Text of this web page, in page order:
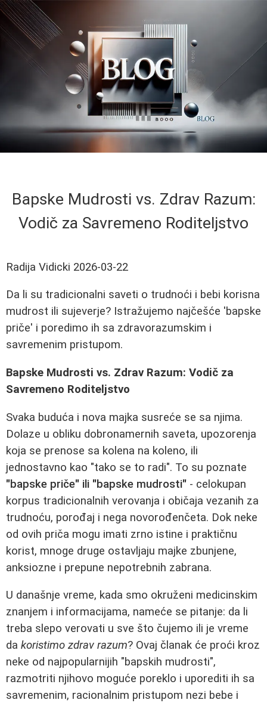
Bapske Mudrosti vs. Zdrav Razum:
Vodič za Savremeno Roditeljstvo
Radija Vidicki 2026-03-22
Da li su tradicionalni saveti o trudnoći i bebi korisna
mudrost ili sujeverje? Istražujemo najčešće 'bapske
priče' i poredimo ih sa zdravorazumskim i
savremenim pristupom.
Bapske Mudrosti vs. Zdrav Razum: Vodič za
Savremeno Roditeljstvo
Svaka buduća i nova majka susreće se sa njima.
Dolaze u obliku dobronamernih saveta, upozorenja
koja se prenose sa kolena na koleno, ili
jednostavno kao "tako se to radi". To su poznate
"bapske priče" ili "bapske mudrosti" - celokupan
korpus tradicionalnih verovanja i običaja vezanih za
trudnoću, porođaj i nega novorođenčeta. Dok neke
od ovih priča mogu imati zrno istine i praktičnu
korist, mnoge druge ostavljaju majke zbunjene,
anksiozne i prepune nepotrebnih zabrana.
U današnje vreme, kada smo okruženi medicinskim
znanjem i informacijama, nameće se pitanje: da li
treba slepo verovati u sve što čujemo ili je vreme
da koristimo zdrav razum? Ovaj članak će proći kroz
neke od najpopularnijih "bapskih mudrosti",
razmotriti njihovo moguće poreklo i uporediti ih sa
savremenim, racionalnim pristupom nezi bebe i